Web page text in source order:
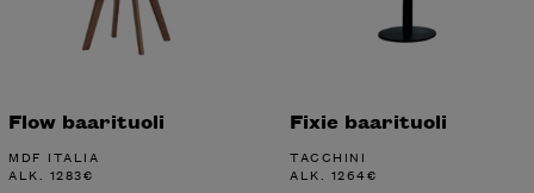
Flow baarituoli
MDF ITALIA
ALK. 1283€
Fixie baarituoli
TACCHINI
ALK. 1264€